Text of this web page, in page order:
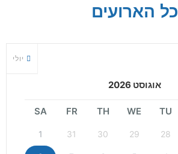
כל הארועים
יולי
אוגוסט 2026
TU
WE
TH
FR
SA
28
29
30
31
1